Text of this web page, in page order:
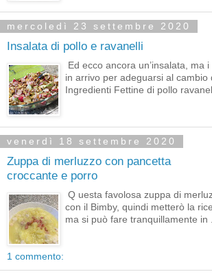
mercoledì 23 settembre 2020
Insalata di pollo e ravanelli
Ed ecco ancora un’insalata, ma
in arrivo per adeguarsi al cambio
Ingredienti Fettine di pollo
venerdì 18 settembre 2020
Zuppa di merluzzo con pancetta
croccante e porro
Q uesta favolosa zuppa di
con il Bimby, quindi metterò la
ma si può fare tranquillamente in
1 commento: